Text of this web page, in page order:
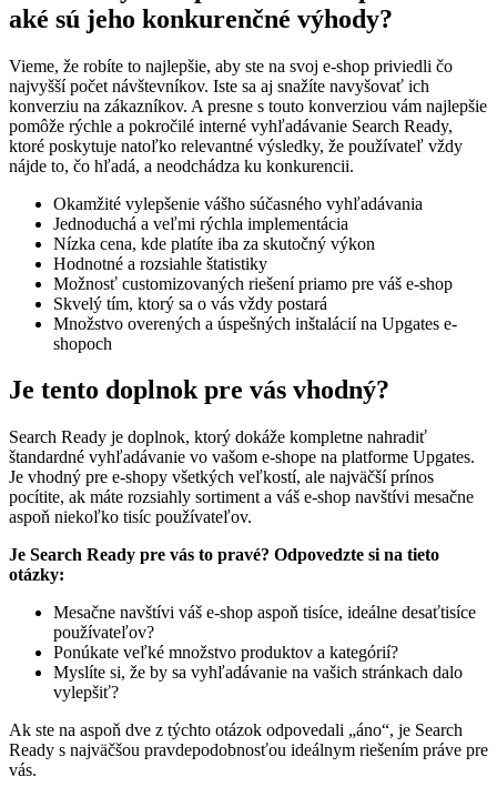
aké sú jeho konkurenčné výhody?
Vieme, že robíte to najlepšie, aby ste na svoj e-shop priviedli čo
najvyšší počet návštevníkov. Iste sa aj snažíte navyšovať ich
konverziu na zákazníkov. A presne s touto konverziou vám najlepšie
pomôže rýchle a pokročilé interné vyhľadávanie Search Ready,
ktoré poskytuje natoľko relevantné výsledky, že používateľ vždy
nájde to, čo hľadá, a neodchádza ku konkurencii.
Okamžité vylepšenie vášho súčasného vyhľadávania
Jednoduchá a veľmi rýchla implementácia
Nízka cena, kde platíte iba za skutočný výkon
Hodnotné a rozsiahle štatistiky
Možnosť customizovaných riešení priamo pre váš e-shop
Skvelý tím, ktorý sa o vás vždy postará
Množstvo overených a úspešných inštalácií na Upgates e-
shopoch
Je tento doplnok pre vás vhodný?
Search Ready je doplnok, ktorý dokáže kompletne nahradiť
štandardné vyhľadávanie vo vašom e-shope na platforme Upgates.
Je vhodný pre e-shopy všetkých veľkostí, ale najväčší prínos
pocítite, ak máte rozsiahly sortiment a váš e-shop navštívi mesačne
aspoň niekoľko tisíc používateľov.
Je Search Ready pre vás to pravé? Odpovedzte si na tieto
otázky:
Mesačne navštívi váš e-shop aspoň tisíce, ideálne desaťtisíce
používateľov?
Ponúkate veľké množstvo produktov a kategórií?
Myslíte si, že by sa vyhľadávanie na vašich stránkach dalo
vylepšiť?
Ak ste na aspoň dve z týchto otázok odpovedali „áno“, je Search
Ready s najväčšou pravdepodobnosťou ideálnym riešením práve pre
vás.